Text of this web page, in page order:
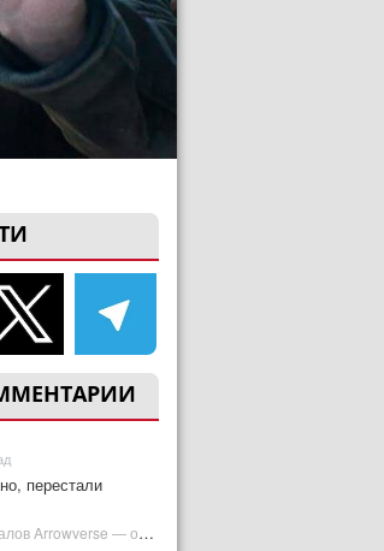
перестали
Все 6 основных сериалов Arrowverse — от худшего к лучшему | Plugged In Ru